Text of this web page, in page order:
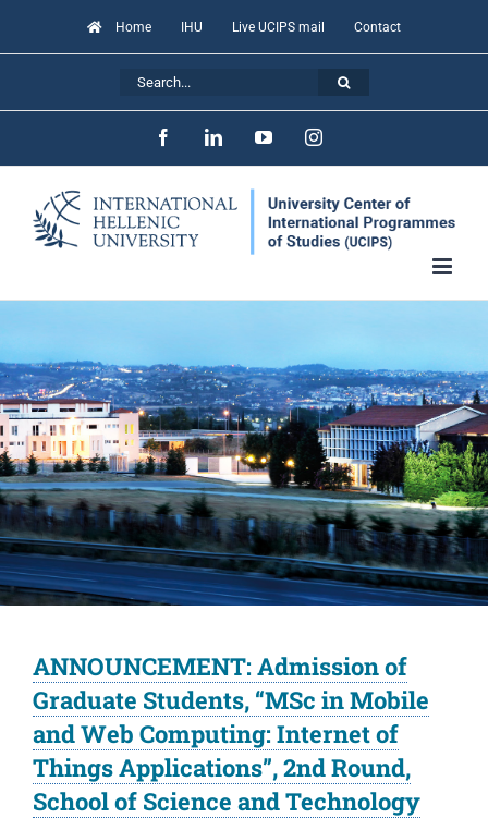
to
Home IHU Live UCIPS mail Contact
FacebookLinkedInYouTubeInstagram
ANNOUNCEMENT: Admission of
Graduate Students, “MSc in Mobile
and Web Computing: Internet of
Things Applications”, 2nd Round,
School of Science and Technology